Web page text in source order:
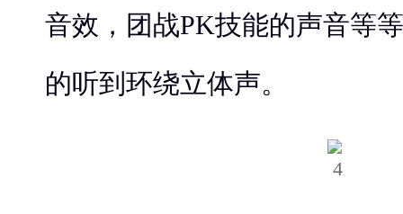
音效，团战PK技能的声音等
的听到环绕立体声。